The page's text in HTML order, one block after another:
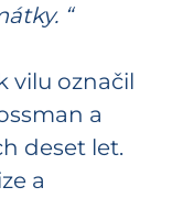
“
vilu označil
a
deset let.
a